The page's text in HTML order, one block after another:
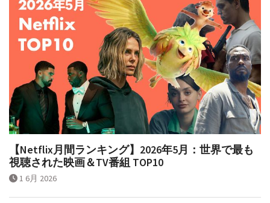
【Netflix月間ランキング】2026年5月：世界で最も
視聴された映画＆TV番組 TOP10